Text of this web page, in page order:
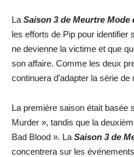
La Saison 3 de Meurtre Mode
les efforts de Pip pour identifier
ne devienne la victime et que
son affaire. Comme les deux
continuera d’adapter la série
La première saison était basée
Murder », tandis que la
Bad Blood ». La Saison 3 de
concentrera sur les